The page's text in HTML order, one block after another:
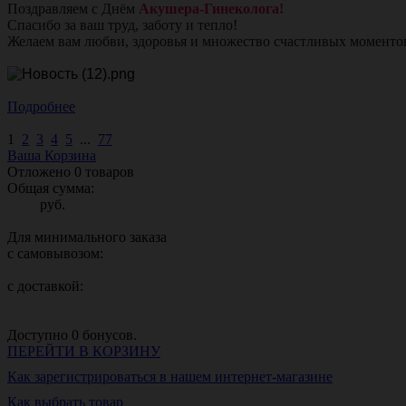
Поздравляем с Днём Акушера-Гинеколога!
Спасибо за ваш труд, заботу и тепло!
Желаем вам любви, здоровья и множество счастливых
Подробнее
1 2 3 4 5 ... 77
Ваша Корзина
Отложено 0 товаров
Общая сумма:
руб.
Для минимального заказа
с самовывозом:
с доставкой:
Доступно 0 бонусов.
ПЕРЕЙТИ В КОРЗИНУ
Как зарегистрироваться в нашем интернет-магазине
Как выбрать товар